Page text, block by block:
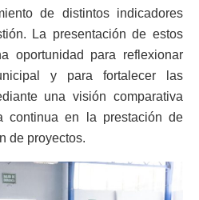
de distintos indicadores
La presentación de estos
oportunidad para reflexionar
y para fortalecer las
una visión comparativa
continua en la prestación de
de proyectos.